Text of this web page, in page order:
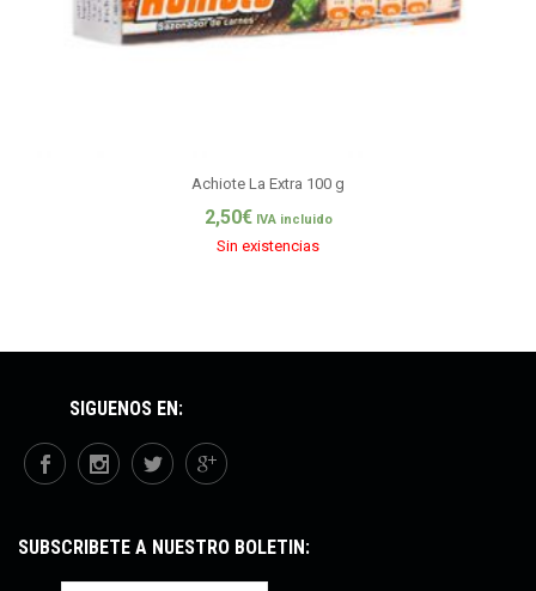
Achiote La Extra 100 g
2,50€ IVA incluido
Sin existencias
SÍGUENOS EN:
SUBSCRÍBETE A NUESTRO BOLETÍN: